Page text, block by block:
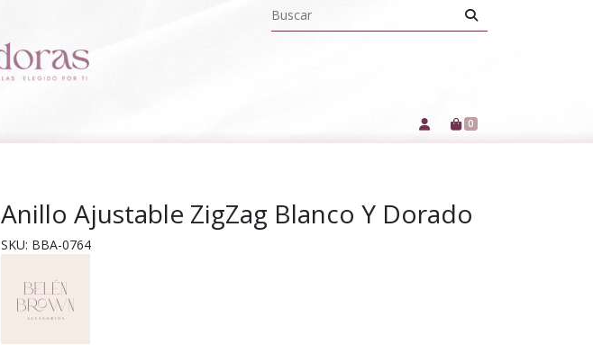
0
Anillo Ajustable ZigZag Blanco Y Dorado
SKU: BBA-0764